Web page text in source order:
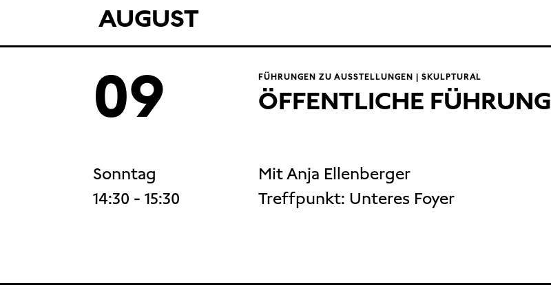
AUGUST
09
Sonntag
14:30 - 15:30
FÜHRUNGEN ZU AUSSTELLUNGEN | SKULPTURAL
ÖFFENTLICHE FÜHRUNG
Mit Anja Ellenberger
Treffpunkt: Unteres Foyer